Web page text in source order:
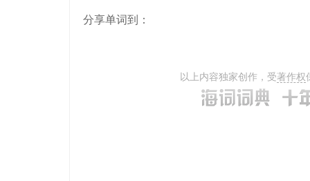
分享单词到：
以上内容独家创作，受著作权